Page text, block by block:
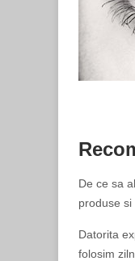
De ce sa
produse si
Datorita
folosim